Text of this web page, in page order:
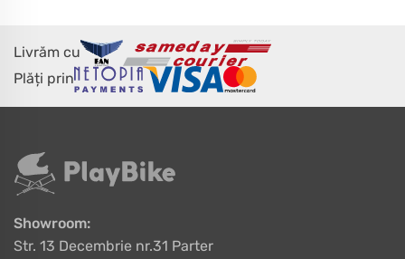
Livrăm cu
Plăți prin
Showroom:
Str. 13 Decembrie nr.31 Parter